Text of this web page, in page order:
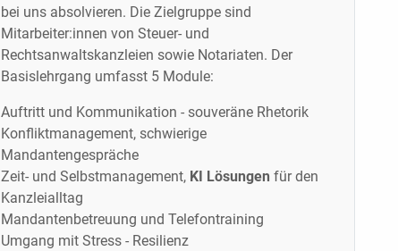
bei uns absolvieren. Die Zielgruppe sind
Mitarbeiter:innen von Steuer- und
Rechtsanwaltskanzleien sowie Notariaten. Der
Basislehrgang umfasst 5 Module:
Auftritt und Kommunikation - souveräne Rhetorik
Konfliktmanagement, schwierige
Mandantengespräche
Zeit- und Selbstmanagement, KI Lösungen für den
Kanzleialltag
Mandantenbetreuung und Telefontraining
Umgang mit Stress - Resilienz